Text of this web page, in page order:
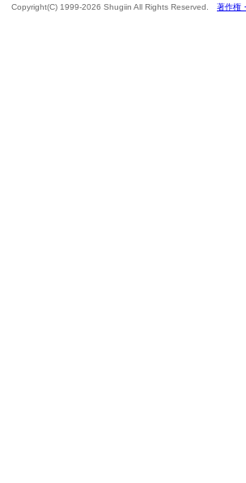
Copyright(C) 1999-2026 Shugiin All Rights Reserved. 著作権